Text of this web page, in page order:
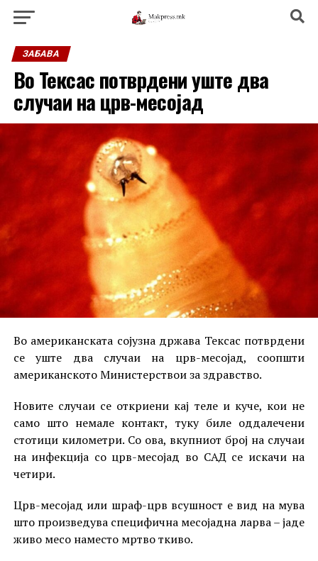
ЗАБАВА
Во Тексас потврдени уште два
случаи на црв-месојад
Во американската сојузна држава Тексас потврдени
се уште два случаи на црв-месојад, соопшти
американското Министерствои за здравство.
Новите случаи се откриени кај теле и куче, кои не
само што немале контакт, туку биле оддалечени
стотици километри. Со ова, вкупниот број на случаи
на инфекција со црв-месојад во САД се искачи на
четири.
Црв-месојад или шраф-црв всушност е вид на мува
што произведува специфична месојадна ларва – јаде
живо месо наместо мртво ткиво.